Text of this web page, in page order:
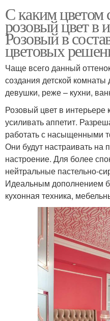
С каким цветом
розовый цвет в
Розовый в
цветовых
Чаще всего данный
создания детской
девушки, реже – кухни,
Розовый цвет в интерьере
усиливать аппетит.
работать с насыщенными
Они будут настраивать на
настроение. Для более
нейтральные пастельно-
Идеальным дополнением
кухонная техника,